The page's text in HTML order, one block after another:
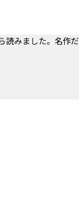
読みました。名作だ